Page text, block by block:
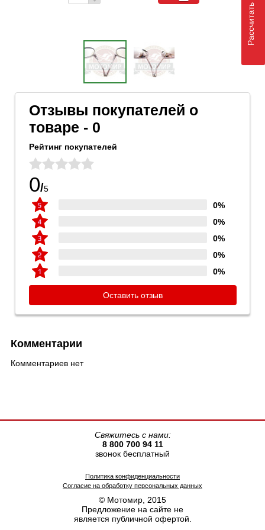
Отзывы покупателей о
товаре - 0
Рейтинг покупателей
0/5
0%
0%
0%
0%
0%
Оставить отзыв
Комментарии
Комментариев нет
© Мотомир, 2015
Предложение на сайте не
является публичной офертой.
Политика конфиденциальности
Согласие на обработку персональных данных
Свяжитесь с нами:
8 800 700 94 11
звонок бесплатный